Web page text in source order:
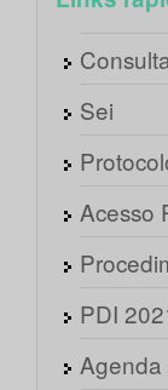
Sei
Acesso
PDI